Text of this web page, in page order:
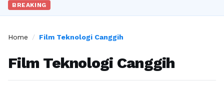
BREAKING
Home / Film Teknologi Canggih
Film Teknologi Canggih